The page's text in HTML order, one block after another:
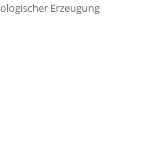
Erzeugung